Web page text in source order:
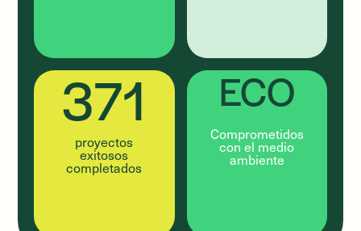
371
proyectos
exitosos
completados
ECO
Comprometidos
con el medio
ambiente